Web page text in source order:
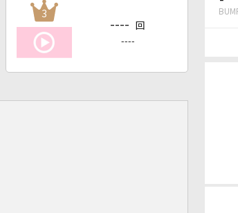
3
---- 回
----